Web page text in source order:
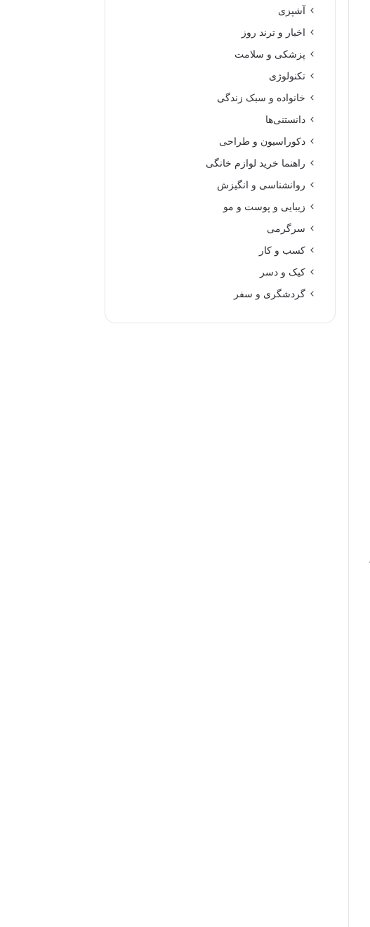
آشپزی
اخبار و ترند روز
پزشکی و سلامت
تکنولوژی
خانواده و سبک زندگی
دانستنی‌ها
دکوراسیون و طراحی
راهنما خرید لوازم خانگی
روانشناسی و انگیزش
زیبایی و پوست و مو
سرگرمی
کسب و کار
کیک و دسر
گردشگری و سفر